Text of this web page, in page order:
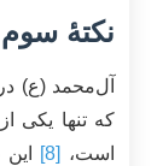
نکتۀ
آل‌محمد (ع)
که تنها یکی
است، [8]